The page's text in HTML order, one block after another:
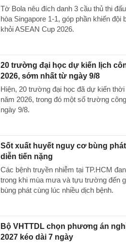
Tờ Bola nêu đích danh 3 cầu thủ thi
hòa Singapore 1-1, góp phần khiến đội
khỏi ASEAN Cup 2026.
20 trường đại học dự kiến lịch
2026, sớm nhất từ ngày 9/8
Hiện, 20 trường đại học đã dự kiến
năm 2026, trong đó một số trường
ngày 9/8.
Sốt xuất huyết nguy cơ bùng
diễn tiến nặng
Các bệnh truyền nhiễm tại TP.HCM
trong khi mùa mưa và tựu trường đến
bùng phát cùng lúc nhiều dịch bệnh.
Bộ VHTTDL chọn phương án
2027 kéo dài 7 ngày